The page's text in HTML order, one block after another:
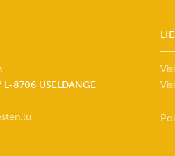
8706 USELDANGE